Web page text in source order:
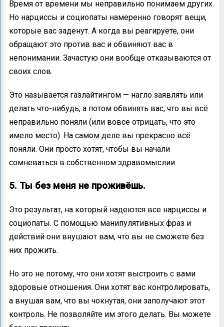
Время от времени мы неправильно понимаем других.
Но нарциссы и социопаты намеренно говорят вещи,
которые вас заденут. А когда вы реагируете, они
обращают это против вас и обвиняют вас в
непонимании. Зачастую они вообще отказываются от
своих слов.
Это называется газлайтингом — нагло заявлять или
делать что-нибудь, а потом обвинять вас, что вы всё
неправильно поняли (или вовсе отрицать, что это
имело место). На самом деле вы прекрасно всё
поняли. Они просто хотят, чтобы вы начали
сомневаться в собственном здравомыслии.
5. Ты без меня не проживёшь.
Это результат, на который надеются все нарциссы и
социопаты. С помощью манипулятивных фраз и
действий они внушают вам, что вы не сможете без
них прожить.
Но это не потому, что они хотят выстроить с вами
здоровые отношения. Они хотят вас контролировать,
а внушая вам, что вы чокнутая, они заполучают этот
контроль. Не позволяйте им этого делать. Вы можете